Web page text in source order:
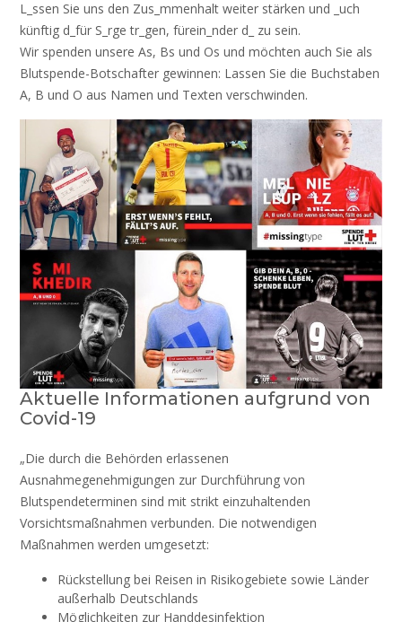
L_ssen Sie uns den Zus_mmenhalt weiter stärken und _uch
künftig d_für S_rge tr_gen, fürein_nder d_ zu sein.
Wir spenden unsere As, Bs und Os und möchten auch Sie als
Blutspende-​Botschafter gewinnen: Lassen Sie die Buchstaben
A, B und O aus Namen und Texten verschwinden.
Aktuelle Informationen aufgrund von
Covid-19
„Die durch die Behörden erlassenen
Ausnahmegenehmigungen zur Durchführung von
Blutspendeterminen sind mit strikt einzuhaltenden
Vorsichtsmaßnahmen verbunden. Die notwendigen
Maßnahmen werden umgesetzt:
Rückstellung bei Reisen in Risikogebiete sowie Länder
außerhalb Deutschlands
Möglichkeiten zur Handdesinfektion